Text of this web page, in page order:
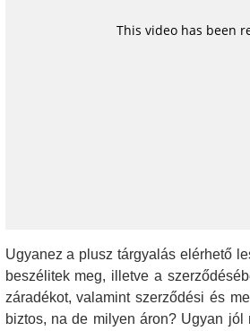
Ugyanez a plusz tárgyalás elérhető
beszélitek meg, illetve a
záradékot, valamint szerződési és
biztos, na de milyen áron? Ugyan jól